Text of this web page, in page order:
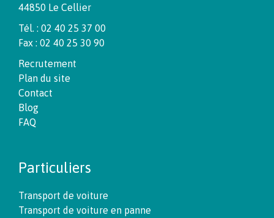
44850 Le Cellier
Tél. : 02 40 25 37 00
Fax : 02 40 25 30 90
Recrutement
Plan du site
Contact
Blog
FAQ
Particuliers
Transport de voiture
Transport de voiture en panne